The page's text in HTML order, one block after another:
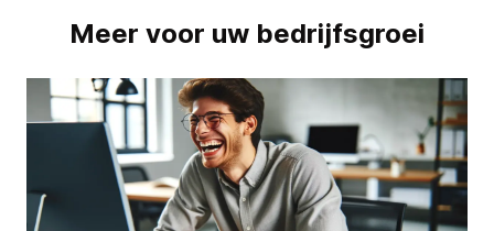
Meer voor uw bedrijfsgroei